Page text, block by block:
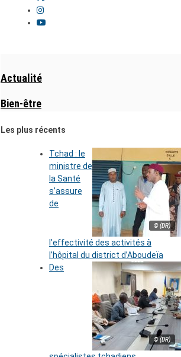
Actualité
Bien-être
Les plus récents
© (DR)
Tchad : le
ministre de
la Santé
s’assure
de
l’effectivité des activités à
l’hôpital du district d’Aboudeïa
© (DR)
Des